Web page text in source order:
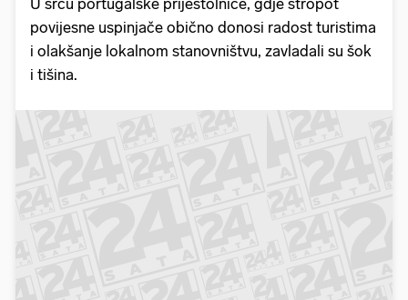
U srcu portugalske prijestolnice, gdje štropot
povijesne uspinjače obično donosi radost turistima
i olakšanje lokalnom stanovništvu, zavladali su šok
i tišina.